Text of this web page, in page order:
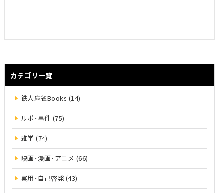
カテゴリ一覧
鉄人麻雀Books (14)
ルポ･事件 (75)
雑学 (74)
映画･漫画･アニメ (66)
実用･自己啓発 (43)